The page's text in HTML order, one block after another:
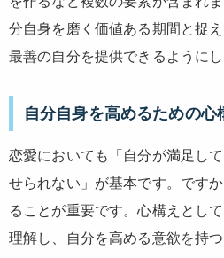
分自身を磨く価値ある期間と捉
最善の自分を提供できるようにし
自分自身を高めるための心
恋愛においても「自分が満足し
せられない」が基本です。です
ることが重要です。心構えとし
理解し、自分を高める意欲を持つ